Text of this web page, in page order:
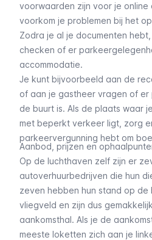
voorwaarden zijn voor je
voorkom je problemen bij het
Zodra je al je documenten
checken of er
accommodatie.
Je kunt bijvoorbeeld aan de
of aan je gastheer vragen of
de buurt is. Als de plaats waar
met beperkt verkeer ligt, zorg
parkeervergunning hebt om
Aanbod, prijzen en
Op de luchthaven zelf zijn er
autoverhuurbedrijven die hun
zeven hebben hun stand op
vliegveld en zijn dus
aankomsthal. Als je de
meeste loketten zich aan je